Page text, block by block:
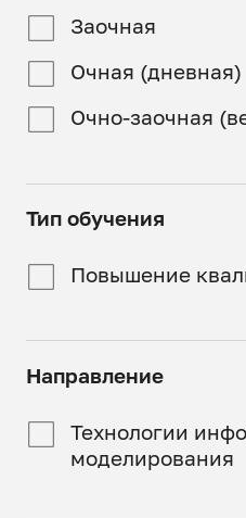
проходит
Заочная
Очная (дневная)
Очно-заочная
Тип обучения
Повышение
Направление
Технологии
моделирования